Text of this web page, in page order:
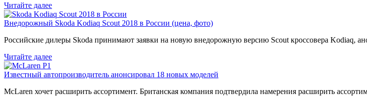
Читайте далее
Внедорожный Skoda Kodiaq Scout 2018 в России (цена, фото)
Российские дилеры Skoda принимают заявки на новую внедорожную версию Scout кроссовера Kodiaq,
Читайте далее
Известный автопроизводитель анонсировал 18 новых моделей
McLaren хочет расширить ассортимент. Британская компания подтвердила намерения расширить